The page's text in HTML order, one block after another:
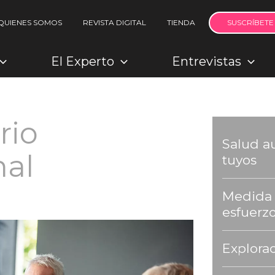
SOMOS REVISTA DIGITAL TIENDA SUSCRÍBETE
El Experto Entrevistas
Salud
tuyos